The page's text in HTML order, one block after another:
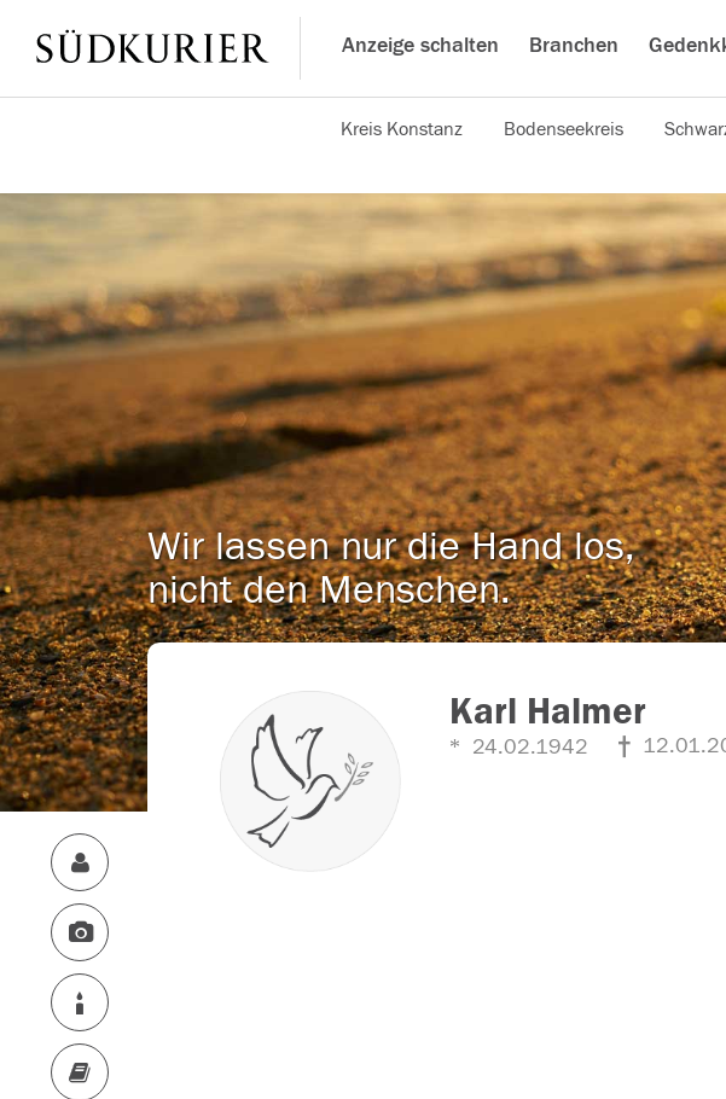
Anzeige schalten Branchen
Kreis Konstanz Bodenseekreis
Wir lassen nur die Hand los,
nicht den Menschen.
Karl Halmer
24.02.1942